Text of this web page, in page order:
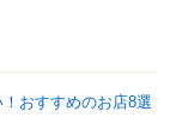
おすすめのお店8選